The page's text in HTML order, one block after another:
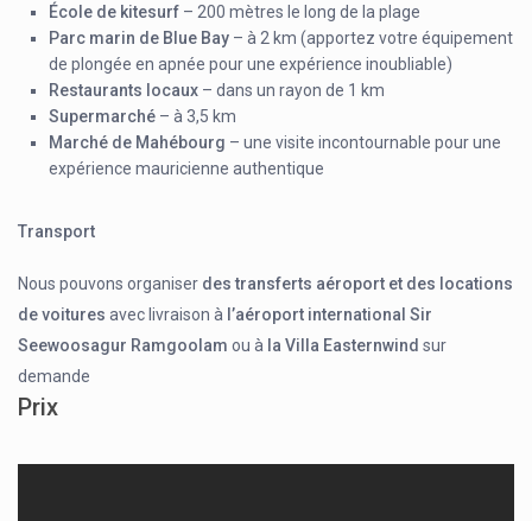
École de kitesurf – 200 mètres le long de la plage
Parc marin de Blue Bay – à 2 km (apportez votre équipement
de plongée en apnée pour une expérience inoubliable)
Restaurants locaux – dans un rayon de 1 km
Supermarché – à 3,5 km
Marché de Mahébourg – une visite incontournable pour une
expérience mauricienne authentique
Transport
Nous pouvons organiser des transferts aéroport et des locations
de voitures avec livraison à l’aéroport international Sir
Seewoosagur Ramgoolam ou à la Villa Easternwind sur
demande
Prix